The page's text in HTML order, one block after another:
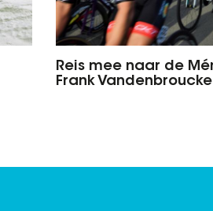
Reis mee naar de
Frank Vandenbroucke